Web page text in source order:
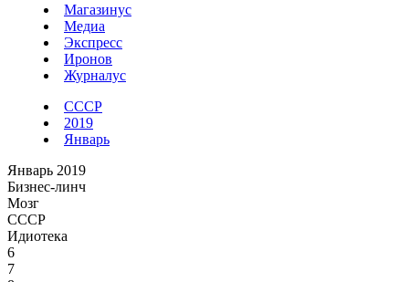
Магазинус
Медиа
Экспресс
Иронов
Журналус
СССР
2019
Январь
Январь 2019
Бизнес-линч
Мозг
СССР
Идиотека
6
7